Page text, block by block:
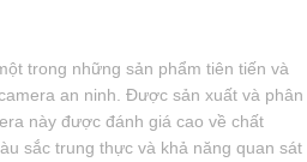
trong những sản phẩm tiên tiến và
an ninh. Được sản xuất và phân
này được đánh giá cao về chất
sắc trung thực và khả năng quan sát